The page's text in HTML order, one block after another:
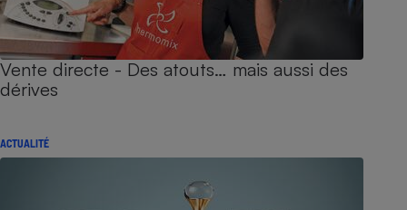
Vente directe - Des atouts… mais aussi des
dérives
ACTUALITÉ